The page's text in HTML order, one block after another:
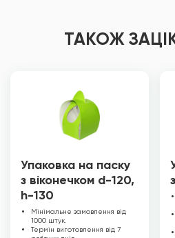
ТАКОЖ
Упаковка на паску
з віконечком d-120,
h-130
Мінімальне замовлення від
1000 штук.
Термін виготовлення від 7